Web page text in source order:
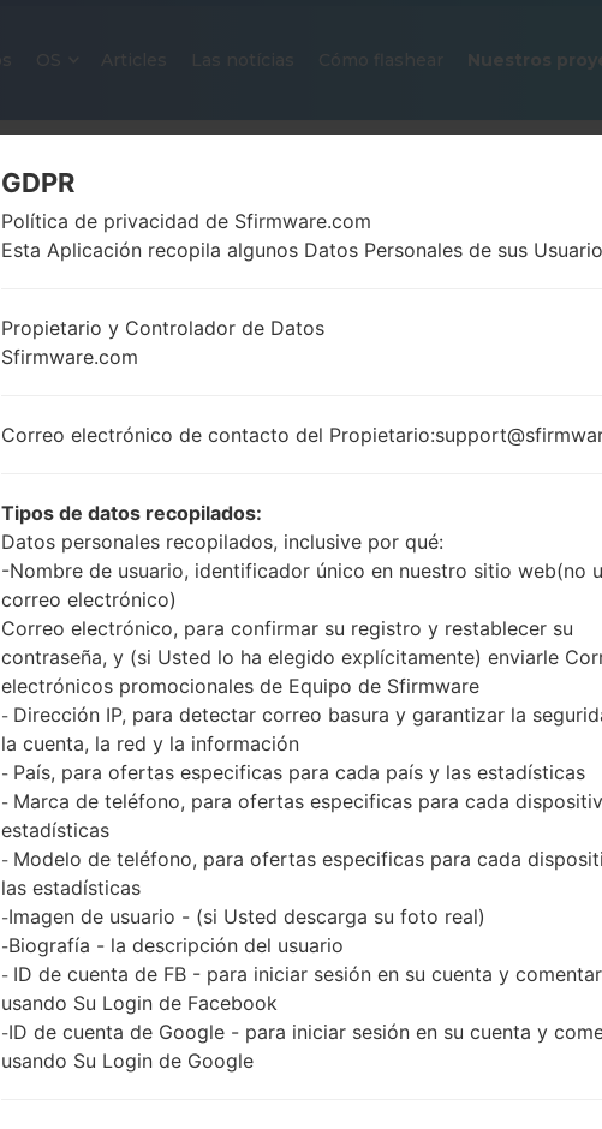
Las notícias Cómo flashear Nuestros
FIRMWARE OFICIAL #256189
SAMSUNGGALAXY NOTE 20
N986B_1_20210806080936_02u4o8o092_fac.zip
Descargue la última actualización de firmware
olvide verificar si el número de modelo de su
modelo indicado % MODEL%. El código del
viene con la versión PDA N986BXXU3DUH2 y la
MODEM N986BXXU3DUH2. La versión del
Tutorial completo sobre cómo actualizar el
NOMBRE DE
ARCHIVO
SM-N986B_1_2021080608093
6_02u4o8o092_fac
EL TAMAÑO DEL
7.32 GiB
SISTEMA
OPERATIVO
Android R 11
CSC VERSIÓN
REGIÓN
GDPR
Política de privacidad de Sfirmware.com
Esta Aplicación recopila algunos Datos Personales de sus
Propietario y Controlador de Datos
Sfirmware.com
Correo electrónico de contacto del
Tipos de datos recopilados:
Datos personales recopilados, inclusive por qué:
-Nombre de usuario, identificador único en nuestro sitio web(no
correo electrónico)
Correo electrónico, para confirmar su registro y restablecer su
contraseña, y (si Usted lo ha elegido explícitamente) enviarle
electrónicos promocionales de Equipo de Sfirmware
- Dirección IP, para detectar correo basura y garantizar la
la cuenta, la red y la información
- País, para ofertas especificas para cada país y las estadísticas
- Marca de teléfono, para ofertas especificas para cada
estadísticas
- Modelo de teléfono, para ofertas especificas para cada
las estadísticas
-Imagen de usuario - (si Usted descarga su foto real)
-Biografía - la descripción del usuario
- ID de cuenta de FB - para iniciar sesión en su cuenta y comentar
usando Su Login de Facebook
-ID de cuenta de Google - para iniciar sesión en su cuenta y
usando Su Login de Google